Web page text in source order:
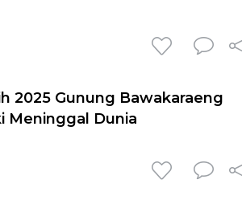
2025 Gunung Bawakaraeng
Meninggal Dunia